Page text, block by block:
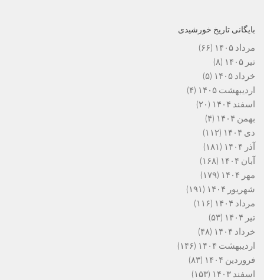
بایگانی تاریخ خورشیدی
مرداد ۱۴۰۵
(۶۶)
تیر ۱۴۰۵
(۸)
خرداد ۱۴۰۵
(۵)
اردیبهشت ۱۴۰۵
(۴)
اسفند ۱۴۰۴
(۲۰)
بهمن ۱۴۰۴
(۴)
دی ۱۴۰۴
(۱۱۲)
آذر ۱۴۰۴
(۱۸۱)
آبان ۱۴۰۴
(۱۶۸)
مهر ۱۴۰۴
(۱۷۹)
شهریور ۱۴۰۴
(۱۹۱)
مرداد ۱۴۰۴
(۱۱۶)
تیر ۱۴۰۴
(۵۳)
خرداد ۱۴۰۴
(۴۸)
اردیبهشت ۱۴۰۴
(۱۴۶)
فروردین ۱۴۰۴
(۸۳)
اسفند ۱۴۰۳
(۱۵۳)